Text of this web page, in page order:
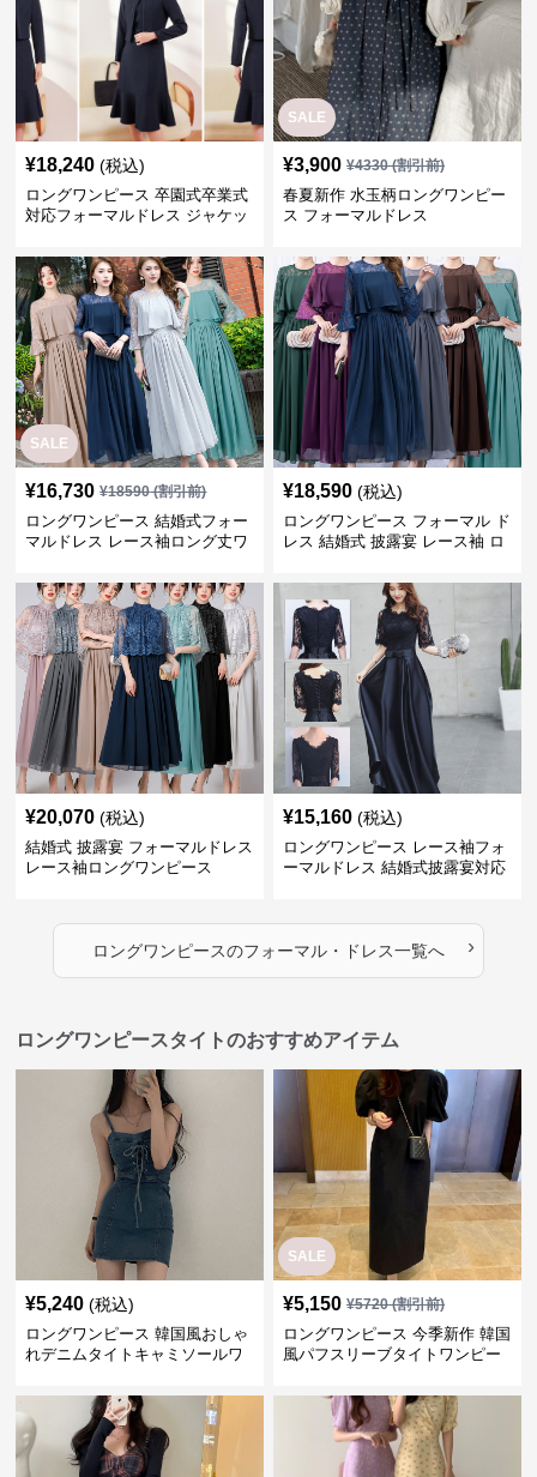
¥18,240 (税込)
ロングワンピース 卒園式卒業式
対応フォーマルドレス ジャケッ
SALE
¥3,900 ¥4330(割引前)
春夏新作 水玉柄ロングワンピー
ス フォーマルドレス
SALE
¥16,730 ¥18590(割引前)
ロングワンピース 結婚式フォー
マルドレス レース袖ロング丈ワ
¥18,590 (税込)
ロングワンピース フォーマル ド
レス 結婚式 披露宴 レース袖 ロ
¥20,070 (税込)
結婚式 披露宴 フォーマルドレス
レース袖ロングワンピース
¥15,160 (税込)
ロングワンピース レース袖フォ
ーマルドレス 結婚式披露宴対応
ロングワンピースのフォーマル・ドレス一覧へ ›
ロングワンピースタイトのおすすめアイテム
¥5,240 (税込)
ロングワンピース 韓国風おしゃ
れデニムタイトキャミソールワ
SALE
¥5,150 ¥5720(割引前)
ロングワンピース 今季新作 韓国
風パフスリーブタイトワンピー